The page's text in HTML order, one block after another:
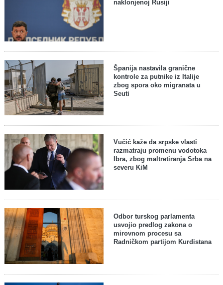
naklonjenoj Rusiji
Španija nastavila granične
kontrole za putnike iz Italije
zbog spora oko migranata u
Seuti
Vučić kaže da srpske vlasti
razmatraju promenu vodotoka
Ibra, zbog maltretiranja Srba na
severu KiM
Odbor turskog parlamenta
usvojio predlog zakona o
mirovnom procesu sa
Radničkom partijom Kurdistana